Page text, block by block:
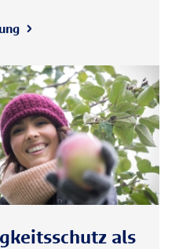
als